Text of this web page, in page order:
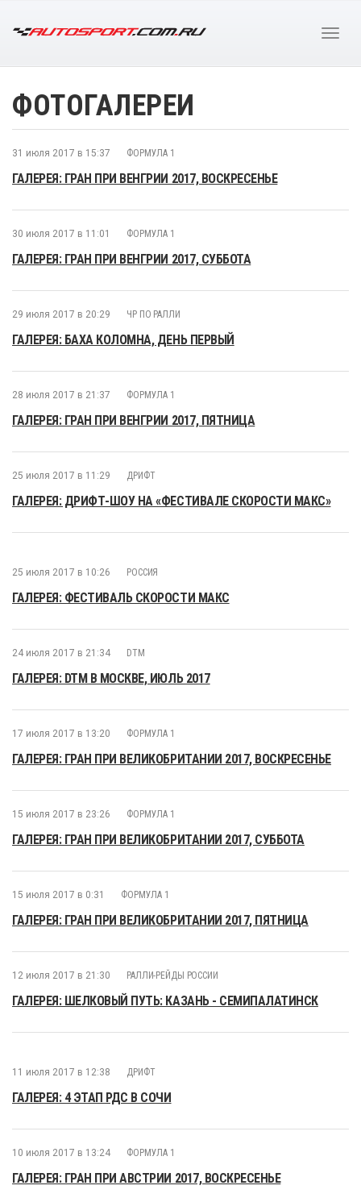
ФОТОГАЛЕРЕИ
31 июля 2017 в 15:37 ФОРМУЛА 1
ГАЛЕРЕЯ: ГРАН ПРИ ВЕНГРИИ 2017, ВОСКРЕСЕНЬЕ
30 июля 2017 в 11:01 ФОРМУЛА 1
ГАЛЕРЕЯ: ГРАН ПРИ ВЕНГРИИ 2017, СУББОТА
29 июля 2017 в 20:29 ЧР ПО РАЛЛИ
ГАЛЕРЕЯ: БАХА КОЛОМНА, ДЕНЬ ПЕРВЫЙ
28 июля 2017 в 21:37 ФОРМУЛА 1
ГАЛЕРЕЯ: ГРАН ПРИ ВЕНГРИИ 2017, ПЯТНИЦА
25 июля 2017 в 11:29 ДРИФТ
ГАЛЕРЕЯ: ДРИФТ-ШОУ НА «ФЕСТИВАЛЕ СКОРОСТИ МАКС»
25 июля 2017 в 10:26 РОССИЯ
ГАЛЕРЕЯ: ФЕСТИВАЛЬ СКОРОСТИ МАКС
24 июля 2017 в 21:34 DTM
ГАЛЕРЕЯ: DTM В МОСКВЕ, ИЮЛЬ 2017
17 июля 2017 в 13:20 ФОРМУЛА 1
ГАЛЕРЕЯ: ГРАН ПРИ ВЕЛИКОБРИТАНИИ 2017, ВОСКРЕСЕНЬЕ
15 июля 2017 в 23:26 ФОРМУЛА 1
ГАЛЕРЕЯ: ГРАН ПРИ ВЕЛИКОБРИТАНИИ 2017, СУББОТА
15 июля 2017 в 0:31 ФОРМУЛА 1
ГАЛЕРЕЯ: ГРАН ПРИ ВЕЛИКОБРИТАНИИ 2017, ПЯТНИЦА
12 июля 2017 в 21:30 РАЛЛИ-РЕЙДЫ РОССИИ
ГАЛЕРЕЯ: ШЕЛКОВЫЙ ПУТЬ: КАЗАНЬ - СЕМИПАЛАТИНСК
11 июля 2017 в 12:38 ДРИФТ
ГАЛЕРЕЯ: 4 ЭТАП РДС В СОЧИ
10 июля 2017 в 13:24 ФОРМУЛА 1
ГАЛЕРЕЯ: ГРАН ПРИ АВСТРИИ 2017, ВОСКРЕСЕНЬЕ